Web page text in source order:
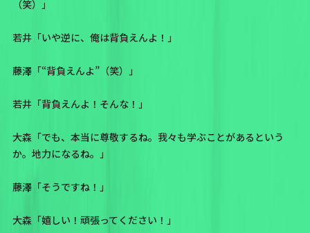
（笑）」
若井「いや逆に、俺は背負えんよ！」
藤澤「“背負えんよ”（笑）」
若井「背負えんよ！そんな！」
大森「でも、本当に尊敬するね。我々も学ぶことがあるという
か。地力になるね。」
藤澤「そうですね！」
大森「嬉しい！頑張ってください！」